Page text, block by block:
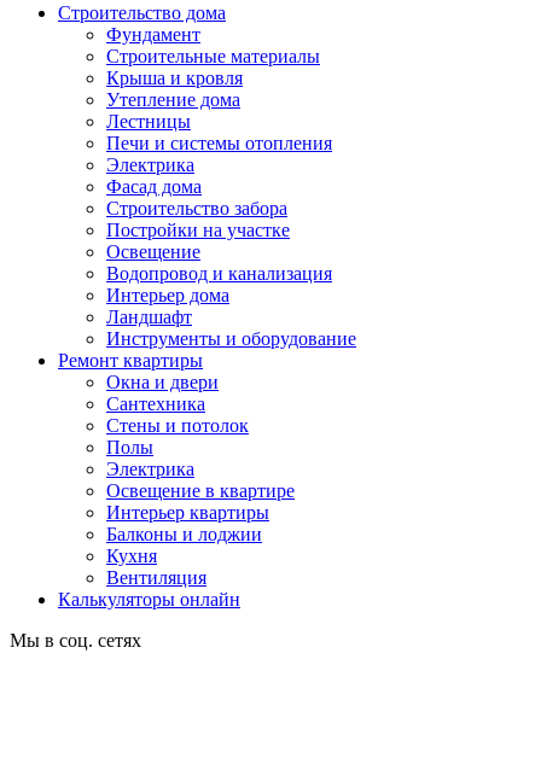
Строительство дома
Фундамент
Строительные материалы
Крыша и кровля
Утепление дома
Лестницы
Печи и системы отопления
Электрика
Фасад дома
Строительство забора
Постройки на участке
Освещение
Водопровод и канализация
Интерьер дома
Ландшафт
Инструменты и оборудование
Ремонт квартиры
Окна и двери
Сантехника
Стены и потолок
Полы
Электрика
Освещение в квартире
Интерьер квартиры
Балконы и лоджии
Кухня
Вентиляция
Калькуляторы онлайн
Мы в соц. сетях